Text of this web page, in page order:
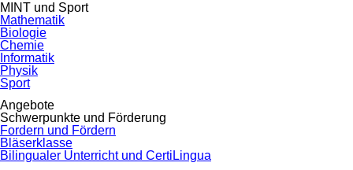
MINT und Sport
Mathematik
Biologie
Chemie
Informatik
Physik
Sport
Angebote
Schwerpunkte und Förderung
Fordern und Fördern
Bläserklasse
Bilingualer Unterricht und CertiLingua